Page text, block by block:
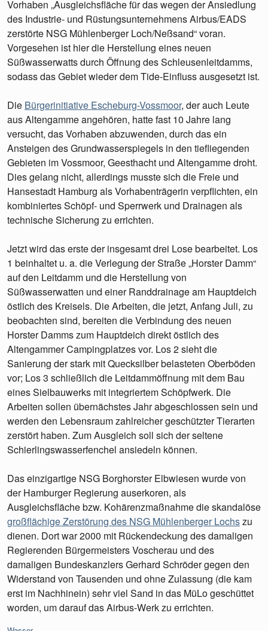
Vorhaben „Ausgleichsfläche für das wegen der Ansiedlung
des Industrie- und Rüstungsunternehmens Airbus/EADS
zerstörte NSG Mühlenberger Loch/Neßsand“ voran.
Vorgesehen ist hier die Herstellung eines neuen
Süßwasserwatts durch Öffnung des Schleusenleitdamms,
sodass das Gebiet wieder dem Tide-Einfluss ausgesetzt ist.
Die Bürgerinitiative Escheburg-Vossmoor, der auch Leute
aus Altengamme angehören, hatte fast 10 Jahre lang
versucht, das Vorhaben abzuwenden, durch das ein
Ansteigen des Grundwasserspiegels in den tiefliegenden
Gebieten im Vossmoor, Geesthacht und Altengamme droht.
Dies gelang nicht, allerdings musste sich die Freie und
Hansestadt Hamburg als Vorhabenträgerin verpflichten, ein
kombiniertes Schöpf- und Sperrwerk und Drainagen als
technische Sicherung zu errichten.
Jetzt wird das erste der insgesamt drei Lose bearbeitet. Los
1 beinhaltet u. a. die Verlegung der Straße „Horster Damm“
auf den Leitdamm und die Herstellung von
Süßwasserwatten und einer Randdrainage am Hauptdeich
östlich des Kreisels. Die Arbeiten, die jetzt, Anfang Juli, zu
beobachten sind, bereiten die Verbindung des neuen
Horster Damms zum Hauptdeich direkt östlich des
Altengammer Campingplatzes vor. Los 2 sieht die
Sanierung der stark mit Quecksilber belasteten Oberböden
vor; Los 3 schließlich die Leitdammöffnung mit dem Bau
eines Sielbauwerks mit integriertem Schöpfwerk. Die
Arbeiten sollen übernächstes Jahr abgeschlossen sein und
werden den Lebensraum zahlreicher geschützter Tierarten
zerstört haben. Zum Ausgleich soll sich der seltene
Schierlingswasserfenchel ansiedeln können.
Das einzigartige NSG Borghorster Elbwiesen wurde von
der Hamburger Regierung auserkoren, als
Ausgleichsfläche bzw. Kohärenzmaßnahme die skandalöse
großflächige Zerstörung des NSG Mühlenberger Lochszu
dienen. Dort war 2000 mit Rückendeckung des damaligen
Regierenden Bürgermeisters Voscherau und des
damaligen Bundeskanzlers Gerhard Schröder gegen den
Widerstand von Tausenden und ohne Zulassung (die kam
erst im Nachhinein) sehr viel Sand in das MüLo geschüttet
worden, um darauf das Airbus-Werk zu errichten.